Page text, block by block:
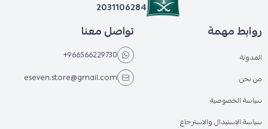
2031106284
روابط مهمة
المدونة
من نحن
سياسة الخصوصية
سياسة الاستبدال والاسترجاع
تواصل معنا
+966566229730
eseven.store@gmail.com